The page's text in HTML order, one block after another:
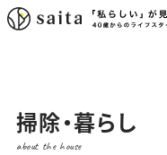
掃除・暮らし
about the house